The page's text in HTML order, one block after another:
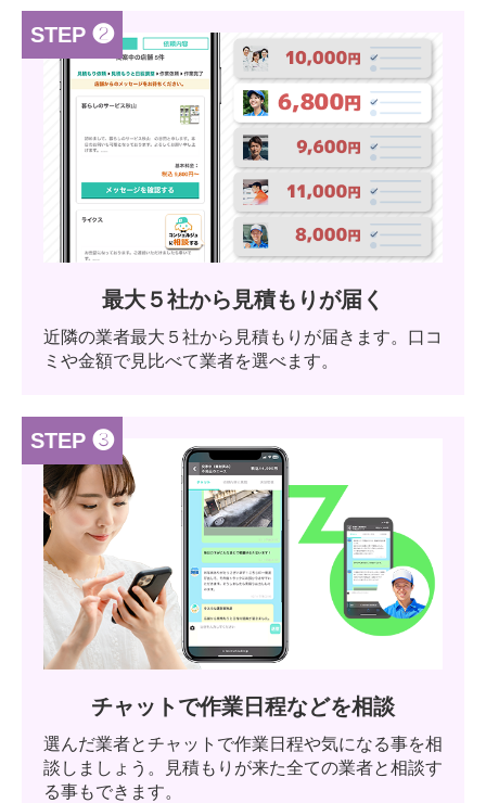
STEP ❷
最大５社から見積もりが届く
近隣の業者最大５社から見積もりが届きます。口コ
ミや金額で見比べて業者を選べます。
STEP ❸
チャットで作業日程などを相談
選んだ業者とチャットで作業日程や気になる事を相
談しましょう。見積もりが来た全ての業者と相談す
る事もできます。